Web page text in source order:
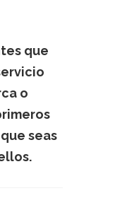
que
o
seas